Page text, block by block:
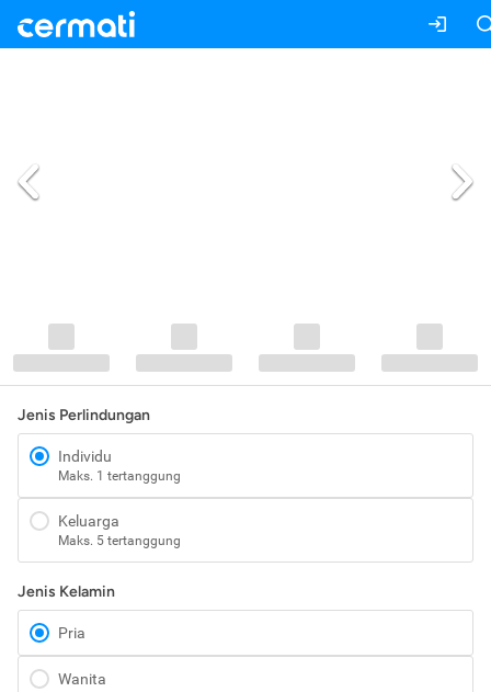
Jenis Perlindungan
Individu
Maks. 1 tertanggung
Keluarga
Maks. 5 tertanggung
Jenis Kelamin
Pria
Wanita